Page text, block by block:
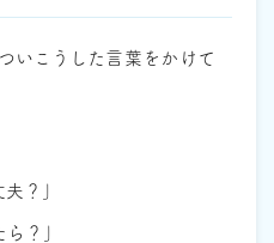
いこうした言葉をかけて
？」
？」